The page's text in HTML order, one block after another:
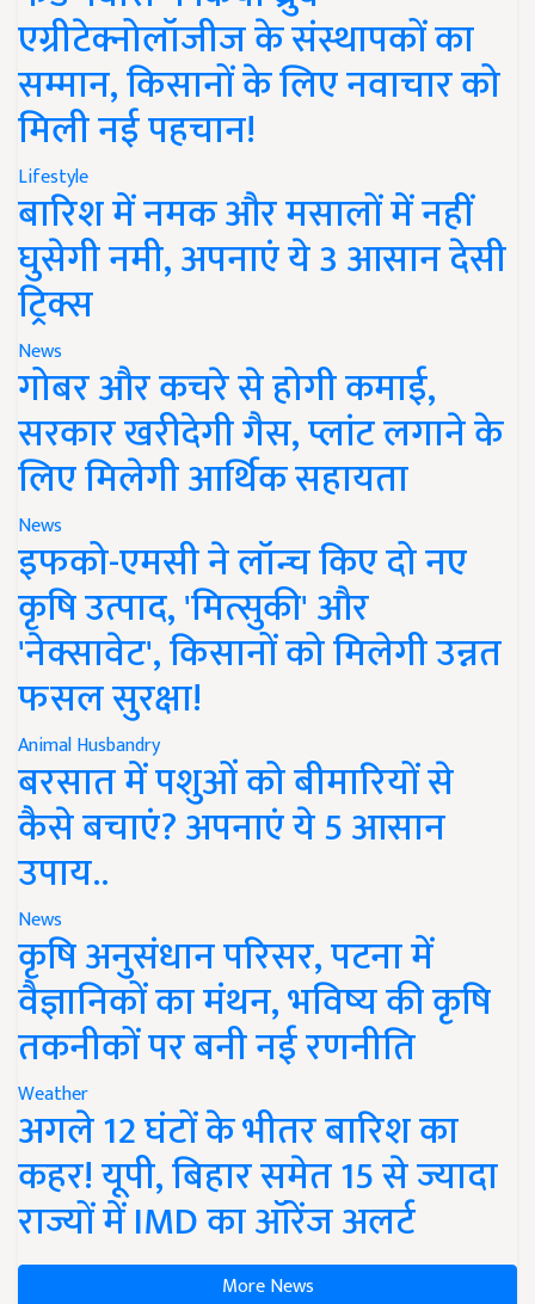
एग्रीटेक्नोलॉजीज के संस्थापकों का
सम्मान, किसानों के लिए नवाचार को
मिली नई पहचान!
Lifestyle
बारिश में नमक और मसालों में नहीं
घुसेगी नमी, अपनाएं ये 3 आसान देसी
ट्रिक्स
News
गोबर और कचरे से होगी कमाई,
सरकार खरीदेगी गैस, प्लांट लगाने के
लिए मिलेगी आर्थिक सहायता
News
इफको-एमसी ने लॉन्च किए दो नए
कृषि उत्पाद, 'मित्सुकी' और
'नेक्सावेट', किसानों को मिलेगी उन्नत
फसल सुरक्षा!
Animal Husbandry
बरसात में पशुओं को बीमारियों से
कैसे बचाएं? अपनाएं ये 5 आसान
उपाय..
News
कृषि अनुसंधान परिसर, पटना में
वैज्ञानिकों का मंथन, भविष्य की कृषि
तकनीकों पर बनी नई रणनीति
Weather
अगले 12 घंटों के भीतर बारिश का
कहर! यूपी, बिहार समेत 15 से ज्यादा
राज्यों में IMD का ऑरेंज अलर्ट
More News